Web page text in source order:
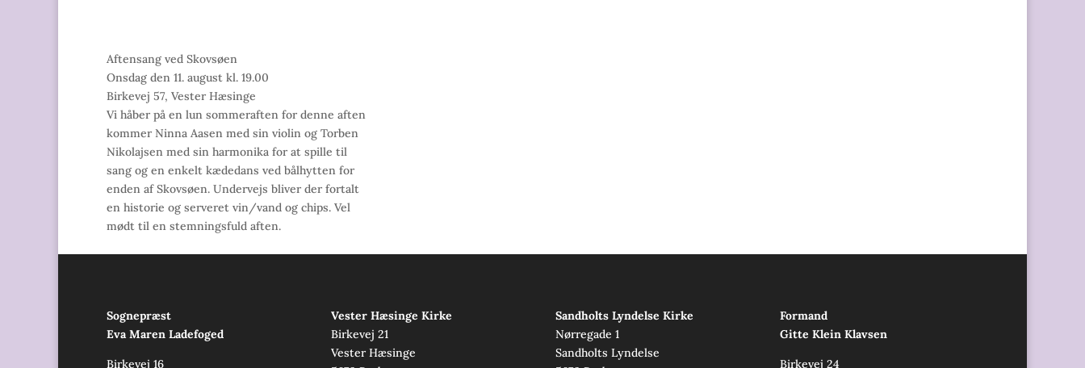
Aftensang ved Skovsøen
Onsdag den 11. august kl. 19.00
Birkevej 57, Vester Hæsinge
Vi håber på en lun sommeraften for denne aften
kommer Ninna Aasen med sin violin og Torben
Nikolajsen med sin harmonika for at spille til
sang og en enkelt kædedans ved bålhytten for
enden af Skovsøen. Undervejs bliver der fortalt
en historie og serveret vin/vand og chips. Vel
mødt til en stemningsfuld aften.
Sognepræst
Eva Maren Ladefoged
Birkevej 16
Vester Hæsinge Kirke
Birkevej 21
Vester Hæsinge
Sandholts Lyndelse Kirke
Nørregade 1
Sandholts Lyndelse
Formand
Gitte Klein Klavsen
Birkevej 24